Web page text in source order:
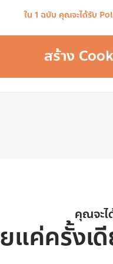
สร้าง
ใน 1 ฉบับ คุณจะได้รับ
คุณจะ
แค่ครั้งเ